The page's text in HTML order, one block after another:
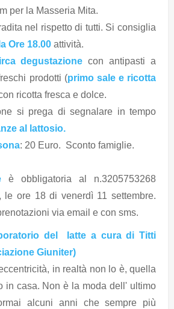
per la Masseria Mita.
nel rispetto di tutti. Si consiglia
Ore 18.00 attività.
degustazione con antipasti a
prodotti (primo sale e ricotta
ricotta fresca e dolce.
si prega di segnalare in tempo
al lattosio.
: 20 Euro. Sconto famiglie.
è obbligatoria al n.3205753268
le ore 18 di venerdì 11 settembre.
via email e con sms.
del latte a cura di Titti
Giuniter)
in realtà non lo è, quella
in casa. Non è la moda dell' ultimo
alcuni anni che sempre più